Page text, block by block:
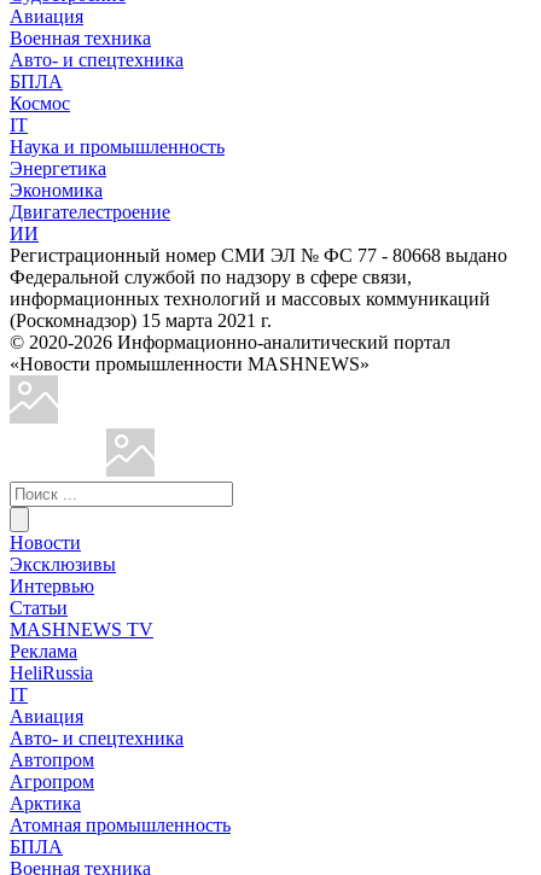
Авиация
Военная техника
Авто- и спецтехника
БПЛА
Космос
IT
Наука и промышленность
Энергетика
Экономика
Двигателестроение
ИИ
Регистрационный номер СМИ ЭЛ № ФС 77 - 80668 выдано
Федеральной службой по надзору в сфере связи,
информационных технологий и массовых коммуникаций
(Роскомнадзор) 15 марта 2021 г.
© 2020-2026 Информационно-аналитический портал
«Новости промышленности MASHNEWS»
Новости
Эксклюзивы
Интервью
Статьи
MASHNEWS TV
Реклама
HeliRussia
IT
Авиация
Авто- и спецтехника
Автопром
Агропром
Арктика
Атомная промышленность
БПЛА
Военная техника